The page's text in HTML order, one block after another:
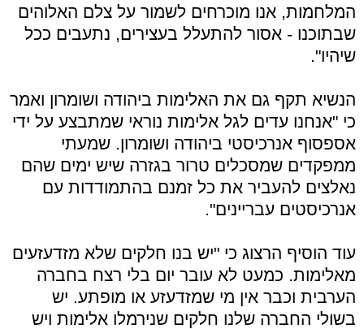
המלחמות, אנו מוכרחים לשמור על צלם האלוהים
שבתוכנו - אסור להתעלל בעצירים, נתעבים ככל
שיהיו".
הנשיא תקף גם את האלימות ביהודה ושומרון ואמר
כי "אנחנו עדים לגל אלימות נוראי שמתבצע על ידי
אספסוף אנרכיסטי ביהודה ושומרון. שמעתי
ממפקדים שמסכלים טרור בגזרה שיש ימים שהם
נאלצים להעביר את כל זמנם בהתמודדות עם
אנרכיסטים עבריינים".
עוד הוסיף הרצוג כי "יש בנו חלקים שלא מזדעזעים
מאלימות. כמעט לא עובר יום בלי רצח בחברה
הערבית וכבר אין מי שמזדעזע או מופתע. יש
בשולי החברה שלנו חלקים שנירמלו אלימות ויש